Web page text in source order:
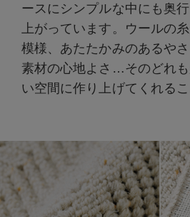
ースにシンプルな中にも奥
上がっています。ウールの
模様、あたたかみのあるや
素材の心地よさ…そのどれ
い空間に作り上げてくれるこ